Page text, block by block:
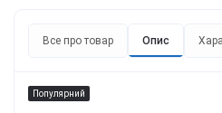
Все про товар Опис
Популярний